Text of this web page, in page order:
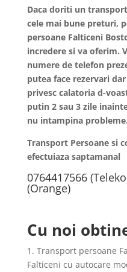
Daca doriti un
cele mai bune preturi,
persoane Falticeni
incredere si va oferim.
numere de telefon
putea face rezervari
privesc calatoria d-
putin 2 sau 3 zile
nu intampina probleme.
Transport Persoane si
efectuiaza saptamanal
0764417566
(Orange)
Cu noi
1. Transport persoane
Falticeni cu autocare